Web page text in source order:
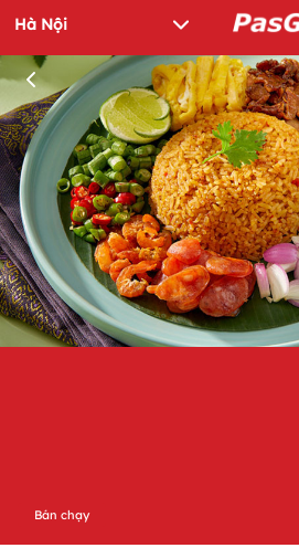
Bán chạy